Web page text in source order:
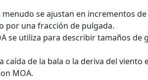
menudo se ajustan en incrementos
por una fracción de pulgada.
se utiliza para describir tamaños de
caída de la bala o la deriva del viento
MOA.